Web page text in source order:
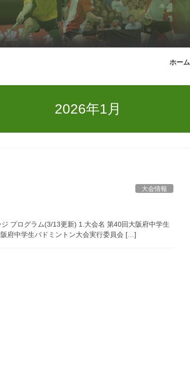
ホーム
2026年1月
大会情報
プログラム(3/13更新) 1.大会名 第40回大阪府中学生
府中学生バドミントン大会実行委員会 […]